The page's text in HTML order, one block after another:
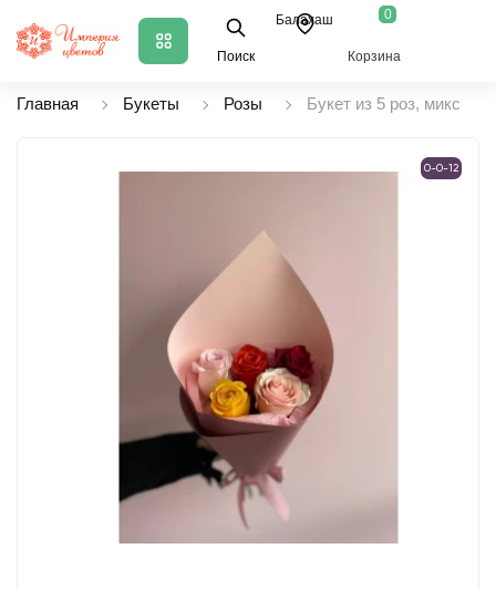
Поиск
Балахаш 0
Корзина
Главная Букеты Розы Букет из 5 роз, микс
0-0-12